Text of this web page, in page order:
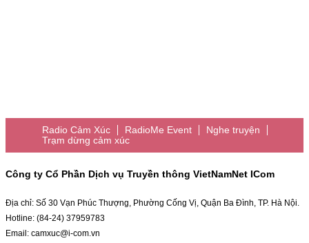
Radio Cảm Xúc RadioMe Event
Nghe truyện
Trạm dừng cảm xúc
Công ty Cổ Phần Dịch vụ Truyền thông VietNamNet ICom
Địa chỉ: Số 30 Vạn Phúc Thượng, Phường Cống Vị, Quận Ba Đình, TP. Hà Nội.
Hotline: (84-24) 37959783
Email: camxuc@i-com.vn